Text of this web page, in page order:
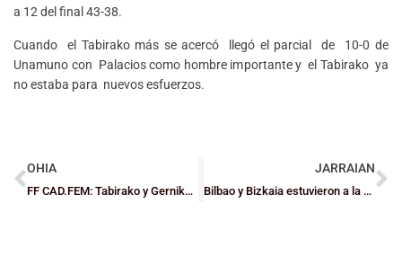
a 12 del final 43-38.
Cuando el Tabirako más se acercó llegó el parcial de 10-0 de
Unamuno con Palacios como hombre importante y el Tabirako ya
no estaba para nuevos esfuerzos.
OHIA
FF CAD.FEM: Tabirako y Gernika jugarán la ‘final’
JARRAIAN
Bilbao y Bizkaia estuvieron a la altura en los II Encuentros de Federaciones Autonómicas